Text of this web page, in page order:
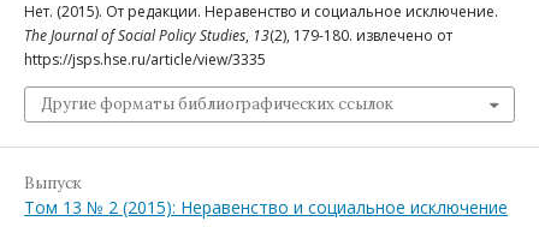
Нет. (2015). От редакции. Неравенство и социальное исключение.
The Journal of Social Policy Studies, 13(2), 179-180. извлечено от
https://jsps.hse.ru/article/view/3335
Другие форматы библиографических ссылок
Выпуск
Том 13 № 2 (2015): Неравенство и социальное исключение